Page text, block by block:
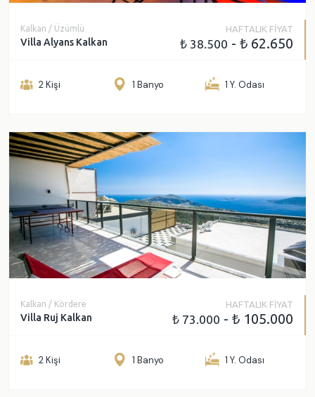
Kalkan / Üzümlü
Villa Alyans Kalkan
HAFTALIK FİYAT
₺ 38.500 - ₺ 62.650
2 Kişi 1 Banyo 1 Y. Odası
Kalkan / Kördere
Villa Ruj Kalkan
HAFTALIK FİYAT
₺ 73.000 - ₺ 105.000
2 Kişi 1 Banyo 1 Y. Odası